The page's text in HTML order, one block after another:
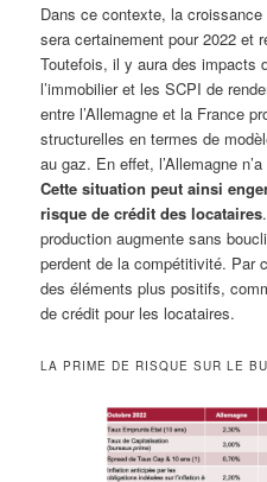
Dans ce contexte, la
sera certainement pour 2022 et
Toutefois, il y aura des impacts
l’immobilier et les SCPI de
entre l’Allemagne et la France
structurelles en termes de
au gaz. En effet, l’Allemagne
Cette situation peut ainsi
risque de crédit des locataires
production augmente sans
perdent de la compétitivité. Par
des éléments plus positifs,
de crédit pour les locataires.
LA PRIME DE RISQUE SUR LE